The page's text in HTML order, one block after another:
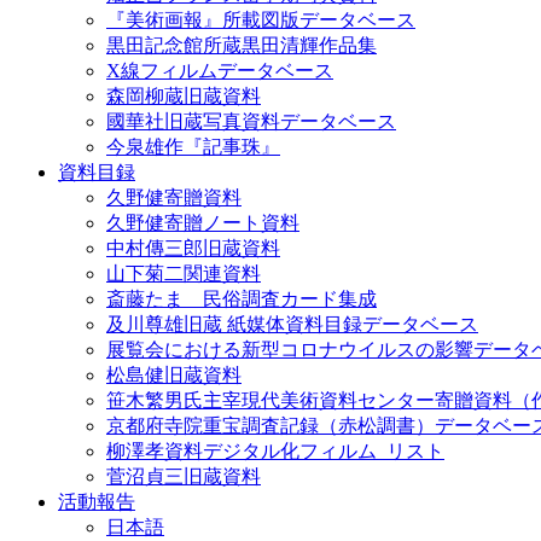
『美術画報』所載図版データベース
黒田記念館所蔵黒田清輝作品集
X線フィルムデータベース
森岡柳蔵旧蔵資料
國華社旧蔵写真資料データベース
今泉雄作『記事珠』
資料目録
久野健寄贈資料
久野健寄贈ノート資料
中村傳三郎旧蔵資料
山下菊二関連資料
斎藤たま 民俗調査カード集成
及川尊雄旧蔵 紙媒体資料目録データベース
展覧会における新型コロナウイルスの影響データ
松島健旧蔵資料
笹木繁男氏主宰現代美術資料センター寄贈資料（
京都府寺院重宝調査記録（赤松調書）データベー
柳澤孝資料デジタル化フィルム_リスト
菅沼貞三旧蔵資料
活動報告
日本語